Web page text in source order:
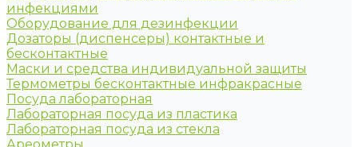
инфекциями
Оборудование для дезинфекции
Дозаторы (диспенсеры) контактные и
бесконтактные
Маски и средства индивидуальной защиты
Термометры бесконтактные инфракрасные
Посуда лабораторная
Лабораторная посуда из пластика
Лабораторная посуда из стекла